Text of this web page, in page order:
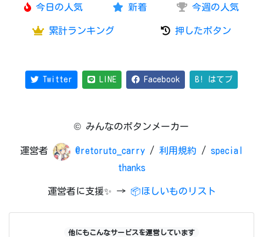
今日の人気 新着 今週の人気
累計ランキング 押したボタン
Twitter LINE Facebook B! はてブ
© みんなのボタンメーカー
運営者 @retoruto_carry / 利用規約 / special
thanks
運営者に支援✨ → 📦ほしいものリスト
他にもこんなサービスを運営しています